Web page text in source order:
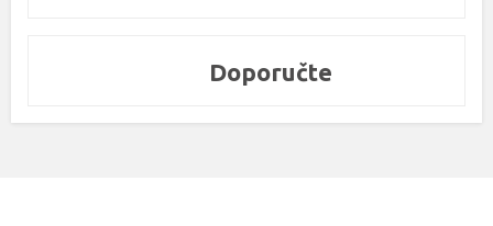
Doporučte